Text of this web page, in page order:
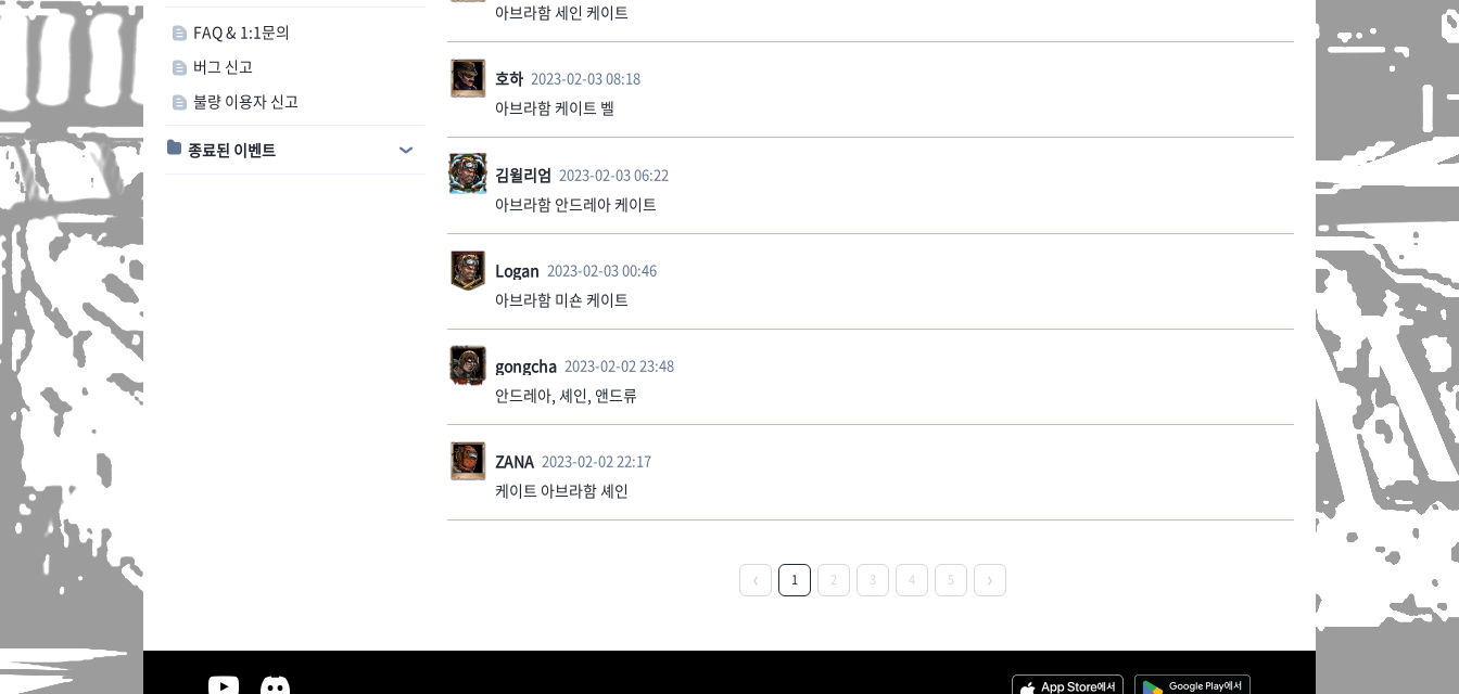
FAQ & 1:1문의
버그 신고
불량 이용자 신고
종료된 이벤트
아브라함 세인 케이트
호하 2023-02-03 08:18
아브라함 케이트 벨
김윌리엄 2023-02-03 06:22
아브라함 안드레아 케이트
Logan 2023-02-03 00:46
아브라함 미숀 케이트
gongcha 2023-02-02 23:48
안드레아, 셰인, 앤드류
ZANA 2023-02-02 22:17
케이트 아브라함 셰인
1 2 3 4 5